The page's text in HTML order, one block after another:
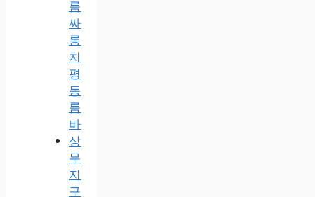
룸
싸
롱
치
평
동
룸
바
상
무
지
구